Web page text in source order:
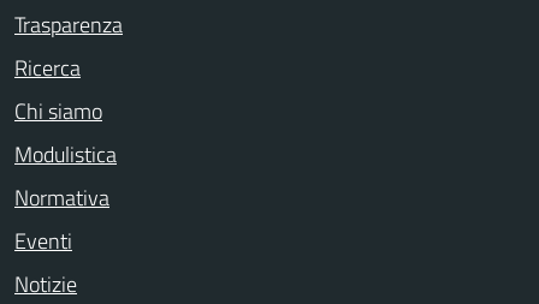
Trasparenza
Ricerca
Chi siamo
Modulistica
Normativa
Eventi
Notizie